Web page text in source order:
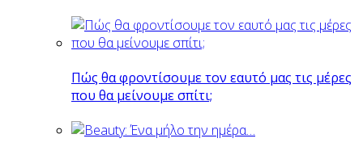
Πώς θα φροντίσουμε τον εαυτό μας τις μέρες
που θα μείνουμε σπίτι;